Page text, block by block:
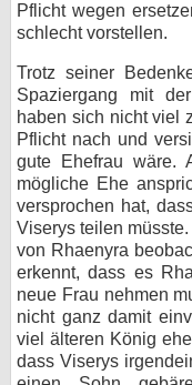
Pflicht wegen
schlecht vorstellen.
Trotz seiner
Spaziergang mit
haben sich nicht viel
Pflicht nach und
gute Ehefrau wäre.
mögliche Ehe
versprochen hat,
Viserys teilen
von Rhaenyra
erkennt, dass es
neue Frau nehmen
nicht ganz damit
viel älteren König
dass Viserys